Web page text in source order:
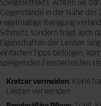
Spiegeleffekts. Achten Sie
Gegenstände in der Nähe der
regelmäßige Reinigung
Schmutz, sondern trägt auch
Eigenschaften der Leisten
einfachen Tipps befolgen,
spiegelnden Fensterleisten
Kratzer vermeiden: Keine
Leisten verwenden.